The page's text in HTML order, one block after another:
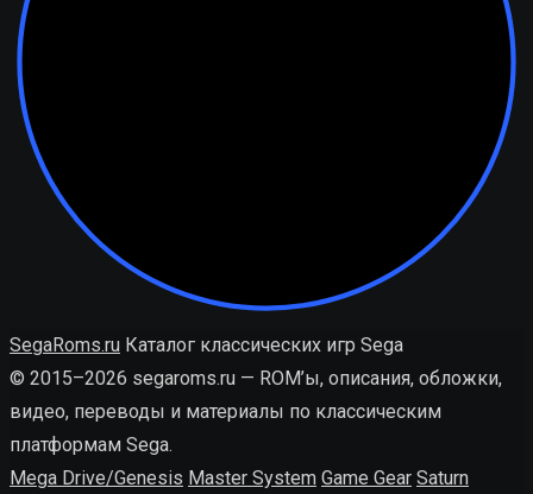
SegaRoms.ru Каталог классических игр Sega
© 2015–2026 segaroms.ru — ROM’ы, описания, обложки,
видео, переводы и материалы по классическим
платформам Sega.
Mega Drive/Genesis Master System Game Gear Saturn